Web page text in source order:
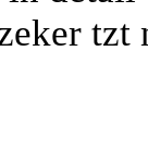
tzt